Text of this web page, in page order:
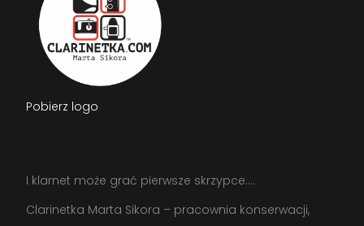
Pobierz logo
I klar­net może grać pier­wsze skrzyp­ce….
Clarinetka Marta Sikora – pracownia konserwacji,